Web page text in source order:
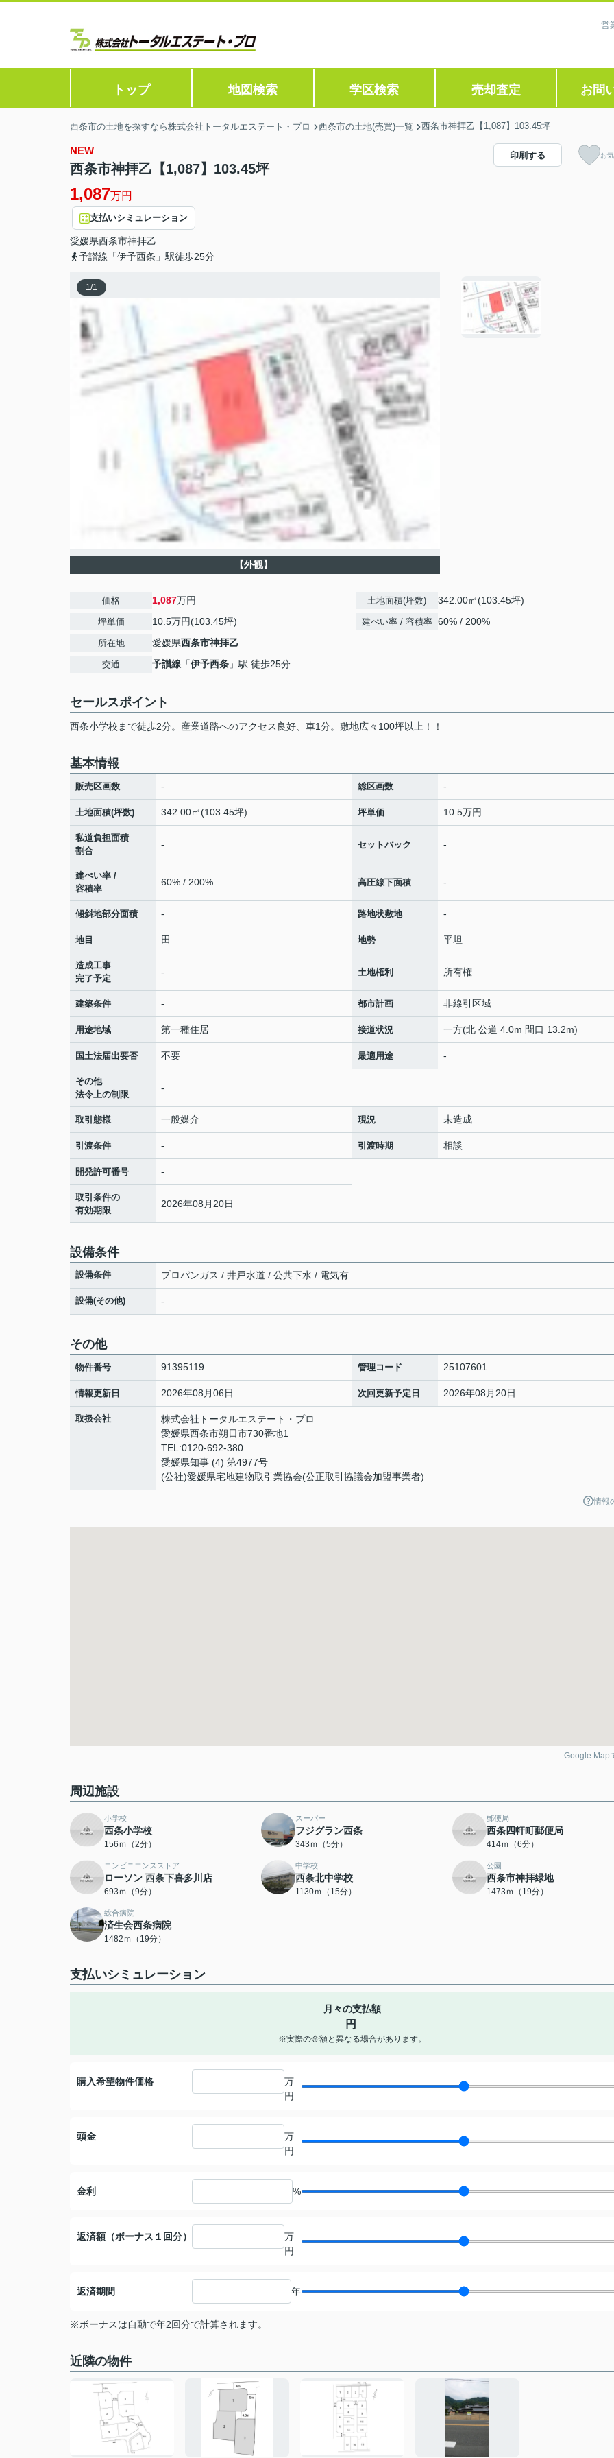
営
トップ 地図検索 学区検索 売却査定 お問
西条市の土地を探すなら株式会社トータルエステート・プロ 西条市の土地(売買)一覧 西条市神拝乙【1,087】103.45坪
NEW
西条市神拝乙【1,087】103.45坪
1,087万円
支払いシミュレーション
愛媛県西条市神拝乙
予讃線「伊予西条」駅徒歩25分
印刷する お
1/1
【外観】
価格 1,087万円
坪単価 10.5万円(103.45坪)
所在地 愛媛県西条市神拝乙
交通 予讃線 「伊予西条 」駅 徒歩25分
土地面積(坪数) 342.00㎡(103.45坪)
建ぺい率 / 容積率 60% / 200%
セールスポイント
西条小学校まで徒歩2分。産業道路へのアクセス良好、車1分。敷地広々100坪以上！！
基本情報
販売区画数 - 総区画数 -
土地面積(坪数) 342.00㎡(103.45坪) 坪単価 10.5万円
私道負担面積
割合
- セットバック -
建ぺい率 /
容積率
60% / 200% 高圧線下面積 -
傾斜地部分面積 - 路地状敷地 -
地目 田 地勢 平坦
造成工事
完了予定
- 土地権利 所有権
建築条件 - 都市計画 非線引区域
用途地域 第一種住居 接道状況 一方(北 公道 4.0m 間口 13.2m)
国土法届出要否 不要 最適用途 -
その他
法令上の制限
-
取引態様 一般媒介 現況 未造成
引渡条件 - 引渡時期 相談
開発許可番号 -
取引条件の
有効期限
2026年08月20日
設備条件
設備条件 プロパンガス / 井戸水道 / 公共下水 / 電気有
設備(その他) -
その他
物件番号 91395119 管理コード 25107601
情報更新日 2026年08月06日 次回更新予定日 2026年08月20日
取扱会社
株式会社トータルエステート・プロ
愛媛県西条市朔日市730番地1
TEL:0120-692-380
愛媛県知事 (4) 第4977号
(公社)愛媛県宅地建物取引業協会(公正取引協議会加盟事業者)
情報
Google Map
周辺施設
小学校
西条小学校
156ｍ（2分）
スーパー
フジグラン西条
343ｍ（5分）
郵便局
西条四軒町郵便局
414ｍ（6分）
コンビニエンスストア
ローソン 西条下喜多川店
693ｍ（9分）
中学校
西条北中学校
1130ｍ（15分）
公園
西条市神拝緑地
1473ｍ（19分）
総合病院
済生会西条病院
1482ｍ（19分）
支払いシミュレーション
月々の支払額
円
※実際の金額と異なる場合があります。
購入希望物件価格
万
円
頭金
万
円
金利 %
返済額（ボーナス１回分）
万
円
返済期間 年
※ボーナスは自動で年2回分で計算されます。
近隣の物件